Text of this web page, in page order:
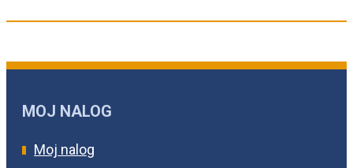
MOJ NALOG
Moj nalog